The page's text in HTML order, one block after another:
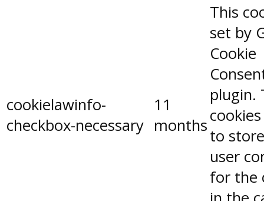
cookielawinfo-
checkbox-necessary
11
months
This
set by
Cookie
plugin.
to
user
for the